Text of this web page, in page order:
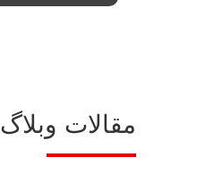
مقالات وبلاگ